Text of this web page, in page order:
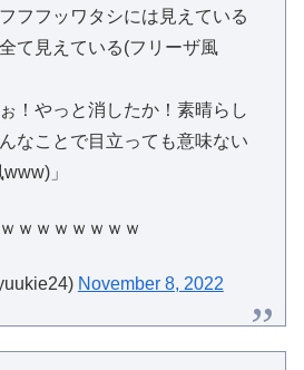
フフッワタシには見えている
て見えている(フリーザ風
！やっと消したか！素晴らし
なことで目立っても意味ない
」
ｗｗｗｗｗｗｗ
November 8, 2022